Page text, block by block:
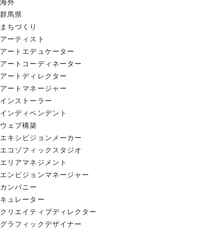
海外
群馬県
まちづくり
アーティスト
アートエデュケーター
アートコーディネーター
アートディレクター
アートマネージャー
インストーラー
インディペンデント
ウェブ構築
エキシビジョンメーカー
エコゾフィックスタジオ
エリアマネジメント
エンビジョンマネージャー
カンパニー
キュレーター
クリエイティブディレクター
グラフィックデザイナー